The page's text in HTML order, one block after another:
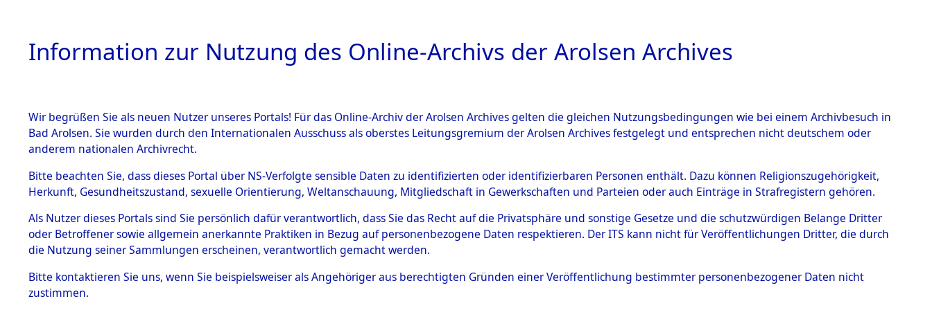
HOME BESTANDSBESCHREIBUNG ARCHIVALE ÜBERSICHT BILD
BESTÄNDE
Inhaftierungsdoku
mente
5. Verschiedenes
Todesmärsche
5.3.1 Alliierte
Ermittlungen zu den Orten Rückers - Sieber→0002 (84601056)
→0091 (84601147)
0091 (84601147)
Information zur Nutzung des Online-Archivs der Arolsen Archives
Wir begrüßen Sie als neuen Nutzer unseres Portals! Für das Online-Archiv der Arolsen Archives gelten die gleichen Nutzungsbedingungen wie bei einem Archivbesuch in
Bad Arolsen. Sie wurden durch den Internationalen Ausschuss als oberstes Leitungsgremium der Arolsen Archives festgelegt und entsprechen nicht deutschem oder
anderem nationalen Archivrecht.
Bitte beachten Sie, dass dieses Portal über NS-Verfolgte sensible Daten zu identifizierten oder identifizierbaren Personen enthält. Dazu können Religionszugehörigkeit,
Herkunft, Gesundheitszustand, sexuelle Orientierung, Weltanschauung, Mitgliedschaft in Gewerkschaften und Parteien oder auch Einträge in Strafregistern gehören.
Als Nutzer dieses Portals sind Sie persönlich dafür verantwortlich, dass Sie das Recht auf die Privatsphäre und sonstige Gesetze und die schutzwürdigen Belange Dritter
oder Betroffener sowie allgemein anerkannte Praktiken in Bezug auf personenbezogene Daten respektieren. Der ITS kann nicht für Veröffentlichungen Dritter, die durch
die Nutzung seiner Sammlungen erscheinen, verantwortlich gemacht werden.
Bitte kontaktieren Sie uns, wenn Sie beispielsweiser als Angehöriger aus berechtigten Gründen einer Veröffentlichung bestimmter personenbezogener Daten nicht
zustimmen.